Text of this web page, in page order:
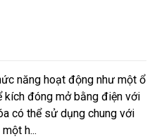
năng hoạt động như một ổ
đóng mở bằng điện với
có thể sử dụng chung với
h...